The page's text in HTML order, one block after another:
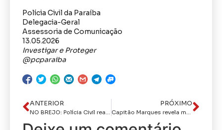
Polícia Civil da Paraíba
Delegacia-Geral
Assessoria de Comunicação
13.05.2026
Investigar e Proteger
@pcparaiba
ANTERIOR
NO BREJO: Polícia Civil realiza operação que resulta em cinco prisões e apreensão de armas e drogas
PRÓXIMO
Capitão Marques revela maior desafio da carreira e relembra ocorrência marcante no Carnaval de João Pessoa